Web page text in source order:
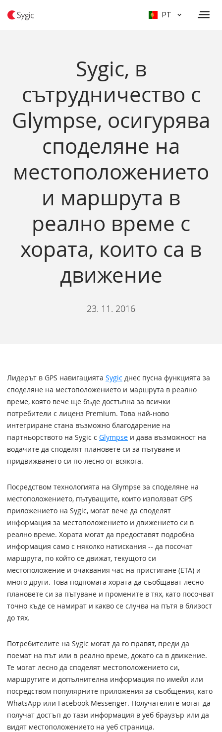
PT
Sygic, в
сътрудничество с
Glympse, осигурява
споделяне на
местоположението
и маршрута в
реално време с
хората, които са в
движение
23. 11. 2016
Лидерът в GPS навигацията Sygic днес пусна функцията за
споделяне на местоположението и маршрута в реално
време, която вече ще бъде достъпна за всички
потребители с лиценз Premium. Това най-ново
интегриране стана възможно благодарение на
партньорството на Sygic с Glympse и дава възможност на
водачите да споделят плановете си за пътуване и
придвижването си по-лесно от всякога.
Посредством технологията на Glympse за споделяне на
местоположението, пътуващите, които използват GPS
приложението на Sygic, могат вече да споделят
информация за местоположението и движението си в
реално време. Хората могат да предоставят подробна
информация само с няколко натискания -- да посочат
маршрута, по който се движат, текущото си
местоположение и очаквания час на пристигане (ETA) и
много други. Това подпомага хората да съобщават лесно
плановете си за пътуване и промените в тях, като посочват
точно къде се намират и какво се случва на пътя в близост
до тях.
Потребителите на Sygic могат да го правят, преди да
поемат на път или в реално време, докато са в движение.
Те могат лесно да споделят местоположението си,
маршрутите и допълнителна информация по имейл или
посредством популярните приложения за съобщения, като
WhatsApp или Facebook Messenger. Получателите могат да
получат достъп до тази информация в уеб браузър или да
видят местоположението на уеб страница.